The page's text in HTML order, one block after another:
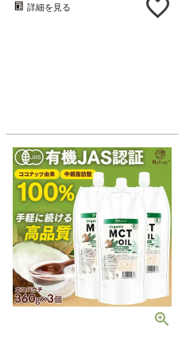
詳細を見る